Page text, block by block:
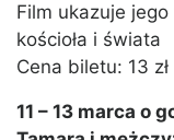
Film ukazuje
kościoła i świata
Cena biletu: 13 zł
11 – 13 marca o